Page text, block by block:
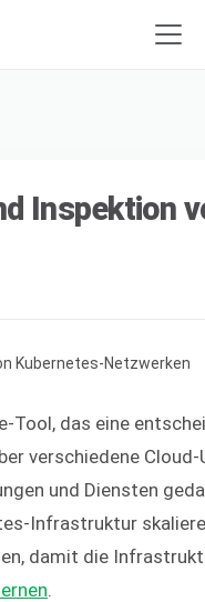
Inspektion
Tool, das eine
verschiedene
und Diensten
Infrastruktur
damit die